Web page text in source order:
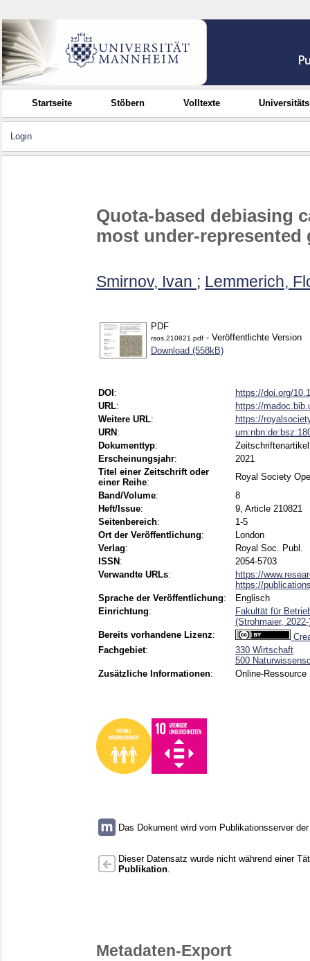
Startseite Stöbern Volltexte
Login
Quota-based debiasing
most under-represented
Smirnov, Ivan ; Lemmerich,
PDF
rsos.210821.pdf - Veröffentlichte Version
Download (558kB)
DOI :
https://doi.org/
URL:
https://
Weitere URL:
https://
URN :
Dokumenttyp:
Zeitschriftenartikel
Erscheinungsjahr:
2021
Titel einer Zeitschrift oder
einer Reihe:
Royal Society
Band/Volume:
8
Heft/Issue:
9, Article 210821
Seitenbereich:
1-5
Ort der Veröffentlichung:
London
Verlag:
Royal Soc. Publ.
ISSN :
2054-5703
Verwandte URLs:
https://
https://
Sprache der Veröffentlichung:
Englisch
Einrichtung:
Fakultät für
(Strohmaier, 2022-
Bereits vorhandene Lizenz:
Fachgebiet:
330 Wirtschaft
500
Zusätzliche Informationen: Online-Ressource
Das Dokument wird vom Publikationsserver
Dieser Datensatz wurde nicht während einer
Publikation
Metadaten-Export